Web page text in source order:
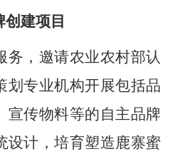
建项目
务，邀请农业农村部认
划专业机构开展包括品
宣传物料等的 自主品牌
设计，培育塑造鹿寨蜜